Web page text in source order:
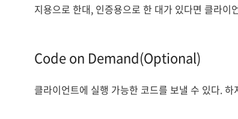
지용으로 한대, 인증용으로 한 대가 있다면 클라
Code on Demand(Optional)
클라이언트에 실행 가능한 코드를 보낼 수 있다.